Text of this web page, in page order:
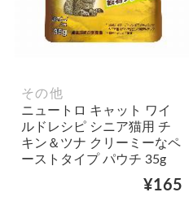
その他
ニュートロ キャット ワイ
ルドレシピ シニア猫用 チ
キン＆ツナ クリーミーなペ
ーストタイプ パウチ 35g
¥165